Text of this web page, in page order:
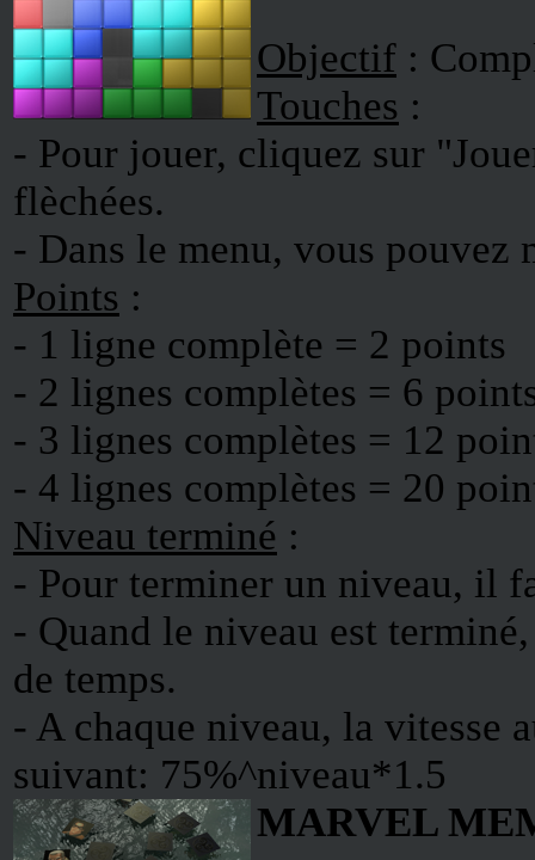
Objectif :
Touches :
- Pour jouer, cliquez sur
flèchées.
- Dans le menu, vous pouvez
Points :
- 1 ligne complète = 2 points
- 2 lignes complètes = 6
- 3 lignes complètes = 12
- 4 lignes complètes = 20
Niveau terminé :
- Pour terminer un niveau, il
- Quand le niveau est
de temps.
- A chaque niveau, la vitesse
suivant: 75%^niveau*1.5
MARVEL